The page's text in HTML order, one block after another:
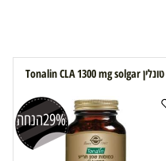
טונלין Tonalin CLA 1300 mg solgar
29%הנחה